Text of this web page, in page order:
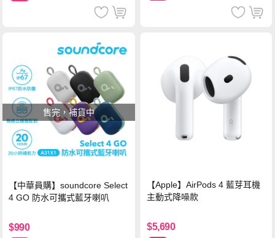
售完，補貨中
【中華員購】soundcore Select
4 GO 防水可攜式藍牙喇叭
$990
【Apple】AirPods 4 藍芽耳機
主動式降噪款
$5,690